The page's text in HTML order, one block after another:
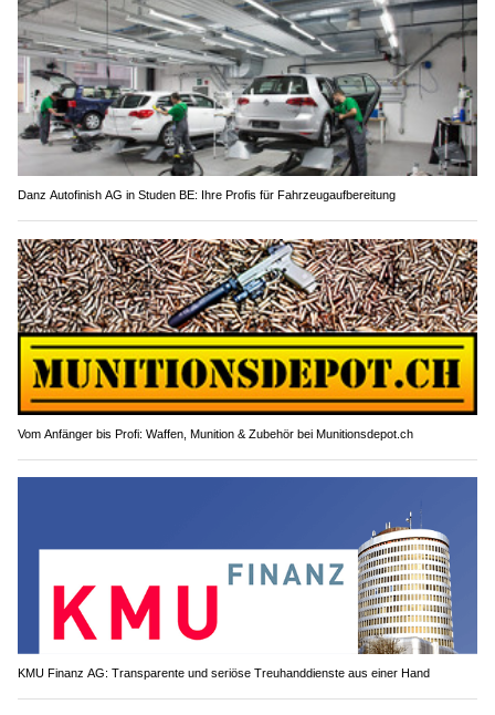
Danz Autofinish AG in Studen BE: Ihre Profis für Fahrzeugaufbereitung
Vom Anfänger bis Profi: Waffen, Munition & Zubehör bei Munitionsdepot.ch
KMU Finanz AG: Transparente und seriöse Treuhanddienste aus einer Hand